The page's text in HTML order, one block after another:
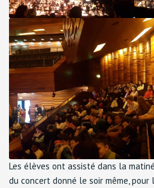
Les élèves ont assisté dans la
du concert donné le soir même, pour